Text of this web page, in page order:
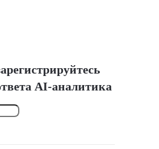
AI-аналитика